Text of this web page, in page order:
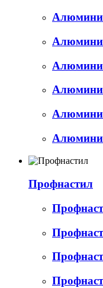
Профнастил